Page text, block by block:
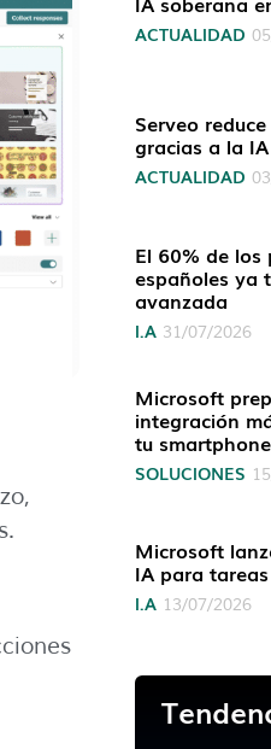
ACTUALIDAD
Serveo
gracias a la
ACTUALIDAD
El 60% de los
españoles ya
avanzada
I.A 31/07/2026
Microsoft
integración
tu
SOLUCIONES
Microsoft
IA para
I.A 13/07/2026